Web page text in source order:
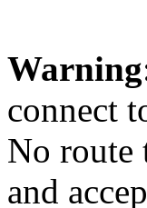
Warning
connect
No route
and